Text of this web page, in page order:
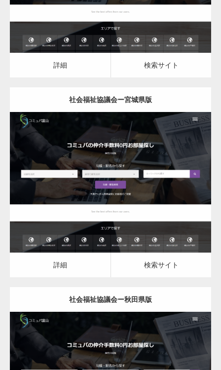
詳細 検索サイト
社会福祉協議会ー宮城県版
更新日： 2023.03.10
社会福祉協議会
詳細 検索サイト
詳細 検索サイト
社会福祉協議会ー秋田県版
更新日： 2023.03.10